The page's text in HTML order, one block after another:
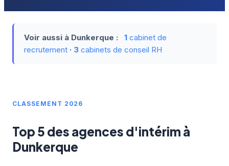
Voir aussi à Dunkerque : 1 cabinet de
recrutement · 3 cabinets de conseil RH
CLASSEMENT 2026
Top 5 des agences d'intérim à
Dunkerque